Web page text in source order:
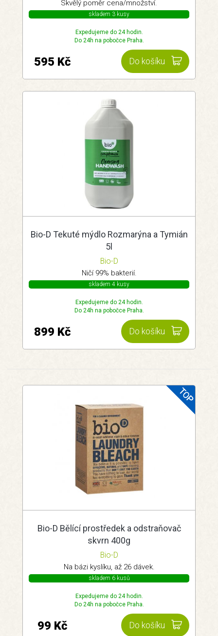
Skvělý poměr cena/množství.
skladem 3 kusy
Expedujeme do 24 hodin.
Do 24h na pobočce Praha.
Do košíku
595 Kč
Bio-D Tekuté mýdlo Rozmarýna a Tymián
5l
Bio-D
Ničí 99% bakterií.
skladem 4 kusy
Expedujeme do 24 hodin.
Do 24h na pobočce Praha.
Do košíku
899 Kč
Bio-D Bělící prostředek a odstraňovač
skvrn 400g
Bio-D
Na bázi kyslíku, až 26 dávek.
skladem 6 kusů
Expedujeme do 24 hodin.
Do 24h na pobočce Praha.
Do košíku
99 Kč